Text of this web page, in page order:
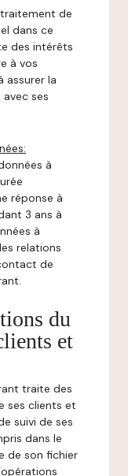
de
dans ce
des intérêts
à vos
assurer la
ses
à
réponse à
3 ans à
à
relations
de
du
et
traite des
ses clients et
suivi de ses
dans le
de son fichier